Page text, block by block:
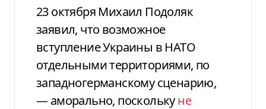
23 октября Михаил Подоляк
заявил, что возможное
вступление Украины в НАТО
отдельными территориями, по
западногерманскому сценарию,
— аморально, посколькуне